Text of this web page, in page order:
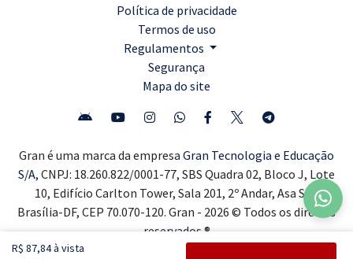
R$ 87,84 à vista
Política de privacidade
Termos de uso
Regulamentos
Segurança
Mapa do site
Gran é uma marca da empresa Gran Tecnologia e Educação
S/A, CNPJ: 18.260.822/0001-77, SBS Quadra 02, Bloco J, Lote
10, Edifício Carlton Tower, Sala 201, 2º Andar, Asa Sul,
Brasília-DF, CEP 70.070-120. Gran - 2026 © Todos os direitos
reservados ®